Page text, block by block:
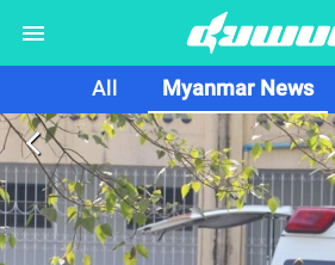
All Myanmar News
arrow_back_ios